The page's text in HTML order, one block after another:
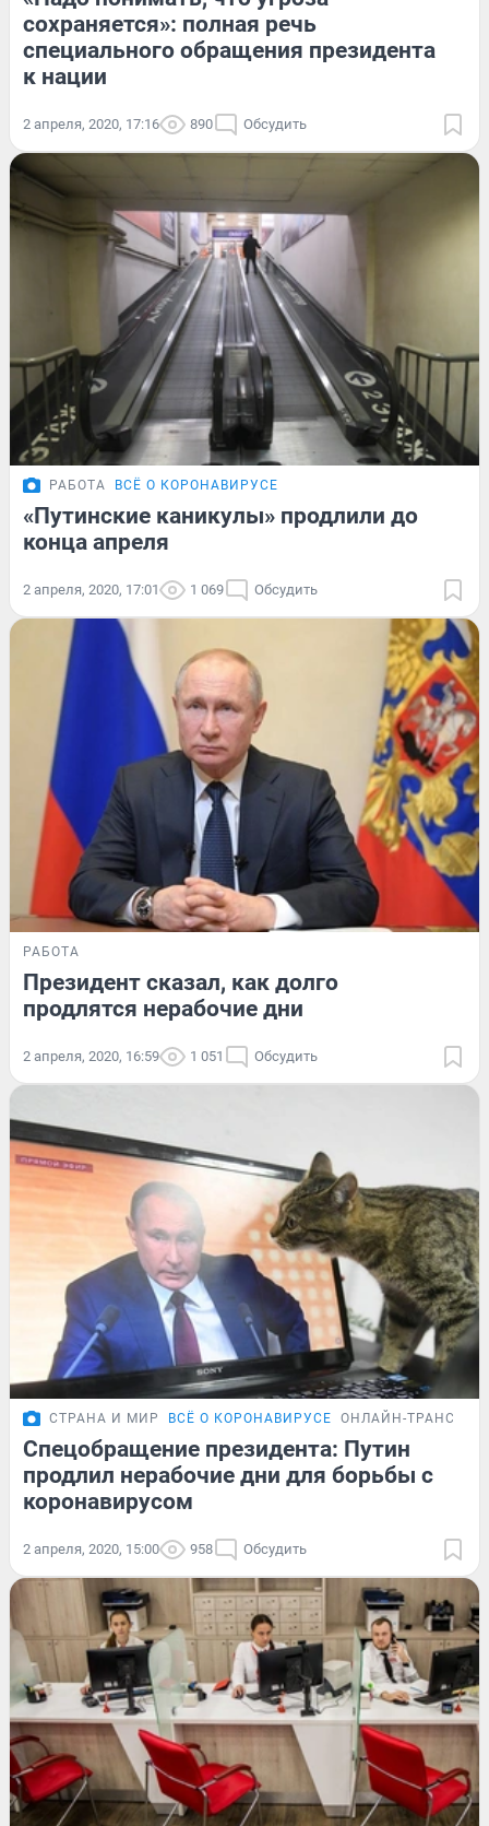
сохраняется»: полная речь
специального обращения президента
к нации
2 апреля, 2020, 17:16 890 Обсудить
РАБОТА ВСЁ О КОРОНАВИРУСЕ
«Путинские каникулы» продлили до
конца апреля
2 апреля, 2020, 17:01 1 069 Обсудить
РАБОТА
Президент сказал, как долго
продлятся нерабочие дни
2 апреля, 2020, 16:59 1 051 Обсудить
СТРАНА И МИР ВСЁ О КОРОНАВИРУСЕ ОНЛАЙН-
Спецобращение президента: Путин
продлил нерабочие дни для борьбы с
коронавирусом
2 апреля, 2020, 15:00 958 Обсудить